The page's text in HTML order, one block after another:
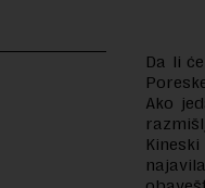
Da li
Ako